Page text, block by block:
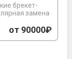
брекет-
от 90000₽